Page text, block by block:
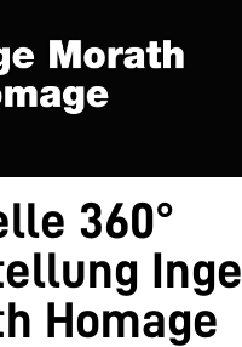
360°
Inge
Homage